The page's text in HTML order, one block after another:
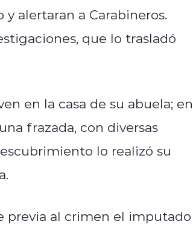
alertaran a Carabineros.
que lo trasladó
en la casa de su abuela; en
frazada, con diversas
lo realizó su
previa al crimen el imputado